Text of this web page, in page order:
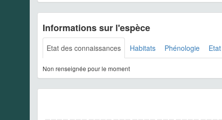
Informations sur l'espèce
Etat des connaissances Habitats Phénologie
Non renseignée pour le moment